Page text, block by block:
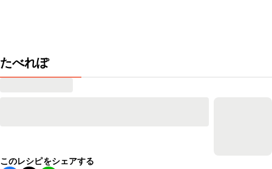
たべれぽ
このレシピをシェアする